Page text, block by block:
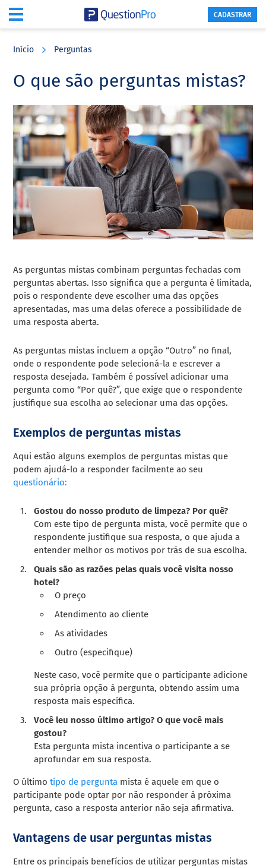
content
sidebar
CADASTRAR
Início Perguntas
O que são perguntas mistas?
As perguntas mistas combinam perguntas fechadas com
perguntas abertas. Isso significa que a pergunta é limitada,
pois o respondente deve escolher uma das opções
apresentadas, mas uma delas oferece a possibilidade de
uma resposta aberta.
As perguntas mistas incluem a opção “Outro” no final,
onde o respondente pode selecioná-la e escrever a
resposta desejada. Também é possível adicionar uma
pergunta como “Por quê?”, que exige que o respondente
justifique sua escolha ao selecionar uma das opções.
Exemplos de perguntas mistas
Aqui estão alguns exemplos de perguntas mistas que
podem ajudá-lo a responder facilmente ao seu
questionário:
Gostou do nosso produto de limpeza? Por quê?
Com este tipo de pergunta mista, você permite que o
respondente justifique sua resposta, o que ajuda a
entender melhor os motivos por trás de sua escolha.
Quais são as razões pelas quais você visita nosso
hotel?
O preço
Atendimento ao cliente
As atividades
Outro (especifique)
Neste caso, você permite que o participante adicione
sua própria opção à pergunta, obtendo assim uma
resposta mais específica.
Você leu nosso último artigo? O que você mais
gostou?
Esta pergunta mista incentiva o participante a se
aprofundar em sua resposta.
O últimotipo de pergunta mista é aquele em que o
participante pode optar por não responder à próxima
pergunta, caso a resposta anterior não seja afirmativa.
Vantagens de usar perguntas mistas
Entre os principais benefícios de utilizar perguntas mistas